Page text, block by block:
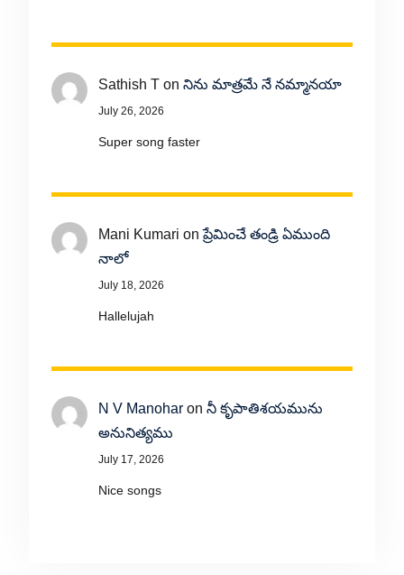
Sathish Ton నిను మాత్రమే నే నమ్మానయా
July 26, 2026
Super song faster
Mani Kumari onప్రేమించే తండ్రి ఏముంది
నాలో
July 18, 2026
Hallelujah
N V Manoharon నీ కృపాతిశయమును
అనునిత్యము
July 17, 2026
Nice songs